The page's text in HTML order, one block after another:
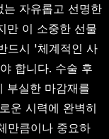
자유롭고 선명한
만 이 소중한 선물
드시 '체계적인 사
합니다. 수술 후
부실한 마감재를
운 시력에 완벽히
만큼이나 중요하